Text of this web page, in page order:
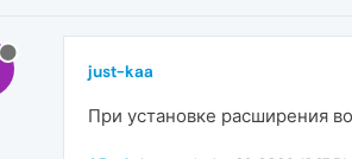
just-kaa
При установке расширения